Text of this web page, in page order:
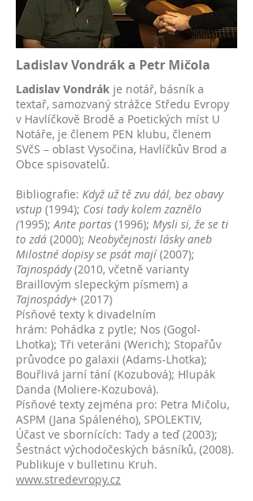
Ladislav Vondráka Petr Mičola
Ladislav Vondrák je notář, básník a
textař, samozvaný strážce Středu Evropy
v Havlíčkově Brodě a Poetických míst U
Notáře, je členem PEN klubu, členem
SVčS – oblast Vysočina, Havlíčkův Brod a
Obce spisovatelů.
Bibliografie: Když už tě zvu dál, bez obavy
vstup (1994); Cosi tady kolem zaznělo
(1995);Ante portas (1996); Mysli si, že se ti
to zdá (2000); Neobyčejnosti lásky aneb
Milostné dopisy se psát mají(2007);
Tajnospády(2010, včetně varianty
Braillovým slepeckým písmem) a
Tajnospády+ (2017)
Písňové texty k divadelním
hrám: Pohádka z pytle; Nos (Gogol-
Lhotka); Tři veteráni (Werich); Stopařův
průvodce po galaxii (Adams-Lhotka);
Bouřlivá jarní tání (Kozubová); Hlupák
Danda (Moliere-Kozubová).
Písňové texty zejména pro: Petra Mičolu,
ASPM (Jana Spáleného), SPOLEKTIV,
Účast ve sbornících: Tady a teď (2003);
Šestnáct východočeských básníků, (2008).
Publikuje v bulletinu Kruh.
www.stredevropy.cz